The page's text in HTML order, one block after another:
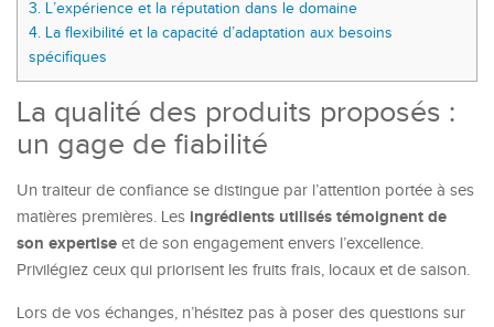
3. L’expérience et la réputation dans le domaine
4. La flexibilité et la capacité d’adaptation aux besoins
spécifiques
La qualité des produits proposés :
un gage de fiabilité
Un traiteur de confiance se distingue par l’attention portée à ses
matières premières. Les ingrédients utilisés témoignent de
son expertise et de son engagement envers l’excellence.
Privilégiez ceux qui priorisent les fruits frais, locaux et de saison.
Lors de vos échanges, n’hésitez pas à poser des questions sur